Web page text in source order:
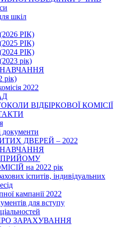
шкіл
РІК)
РІК)
РІК)
рік)
НАВЧАННЯ
рік)
2022
ВІДБІРКОВОЇ КОМІСІЇ
документи
ДВЕРЕЙ – 2022
НАВЧАННЯ
на 2022 рік
іспитів, індивідуальних
кампанії 2022
для вступу
ЗАРАХУВАННЯ